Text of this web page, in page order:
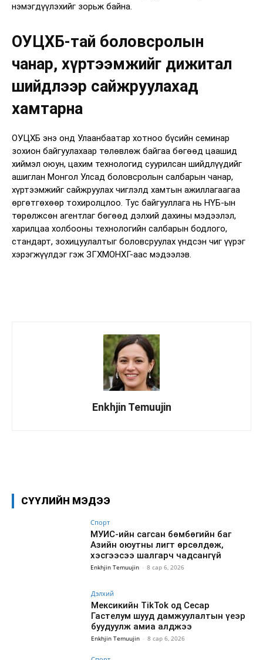
нэмэгдүүлэхийг зорьж байна.
ОУЦХБ-тай боловсролын
чанар, хүртээмжийг дижитал
шийдлээр сайжруулахад
хамтарна
ОУЦХБ энэ онд Улаанбаатар хотноо бүсийн семинар
зохион байгуулахаар төлөвлөж байгаа бөгөөд цаашид
хиймэл оюун, цахим технологид суурилсан шийдлүүдийг
ашиглан Монгол Улсад боловсролын салбарын чанар,
хүртээмжийг сайжруулах чиглэлд хамтын ажиллагаагаа
өргөтгөхөөр тохиролцлоо. Тус байгууллага нь НҮБ-ын
төрөлжсөн агентлаг бөгөөд дэлхий дахины мэдээлэл,
харилцаа холбооны технологийн салбарын бодлого,
стандарт, зохицуулалтыг боловсруулах үндсэн чиг үүрэг
хэрэгжүүлдэг гэж ЗГХМОНХГ-аас мэдээлэв.
Enkhjin Temuujin
СҮҮЛИЙН МЭДЭЭ
Спорт
МУИС-ийн сагсан бөмбөгийн баг
Азийн оюутны лигт өрсөлдөж,
хэсгээсээ шалгарч чадсангүй
Enkhjin Temuujin - 8 сар 6, 2026
Дэлхий
Мексикийн TikTok од Сесар
Гастелум шууд дамжуулалтын үеэр
буудуулж амиа алджээ
Enkhjin Temuujin - 8 сар 6, 2026